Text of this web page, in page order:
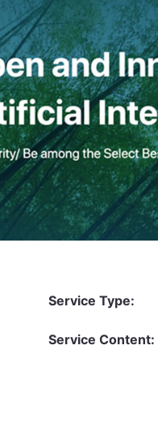
Service Type:
Service Content: